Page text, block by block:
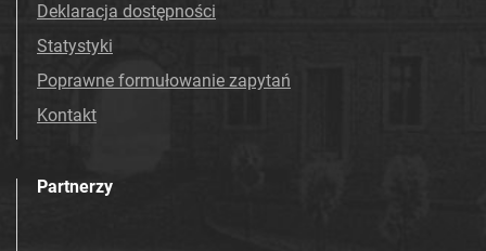
Deklaracja dostępności
Statystyki
Poprawne formułowanie zapytań
Kontakt
Partnerzy